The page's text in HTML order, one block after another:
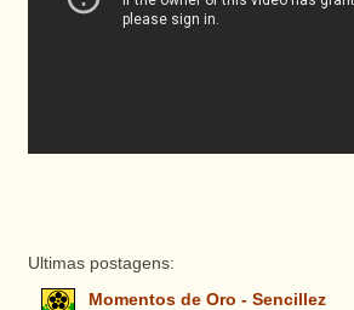
Ultimas postagens:
Momentos de Oro - Sencillez